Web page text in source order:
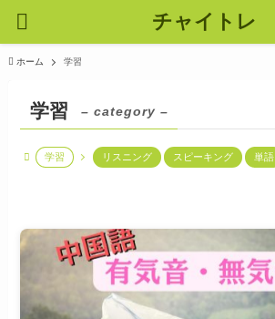
チャイトレ
ホーム 学習
学習 – category –
学習 リスニング スピーキング 単語